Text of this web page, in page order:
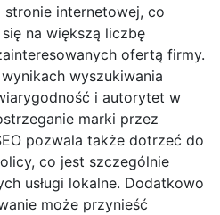
internetowej, co
na większą liczbę
ofertą firmy.
wyszukiwania
i autorytet w
marki przez
pozwala także dotrzeć do
co jest szczególnie
usługi lokalne. Dodatkowo
może przynieść